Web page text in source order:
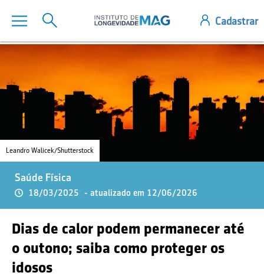
Leandro Walicek/Shutterstock
Saúde Física
18/03/2025 - atualizado em 12/06/2026
Dias de calor podem permanecer até
o outono; saiba como proteger os
idosos